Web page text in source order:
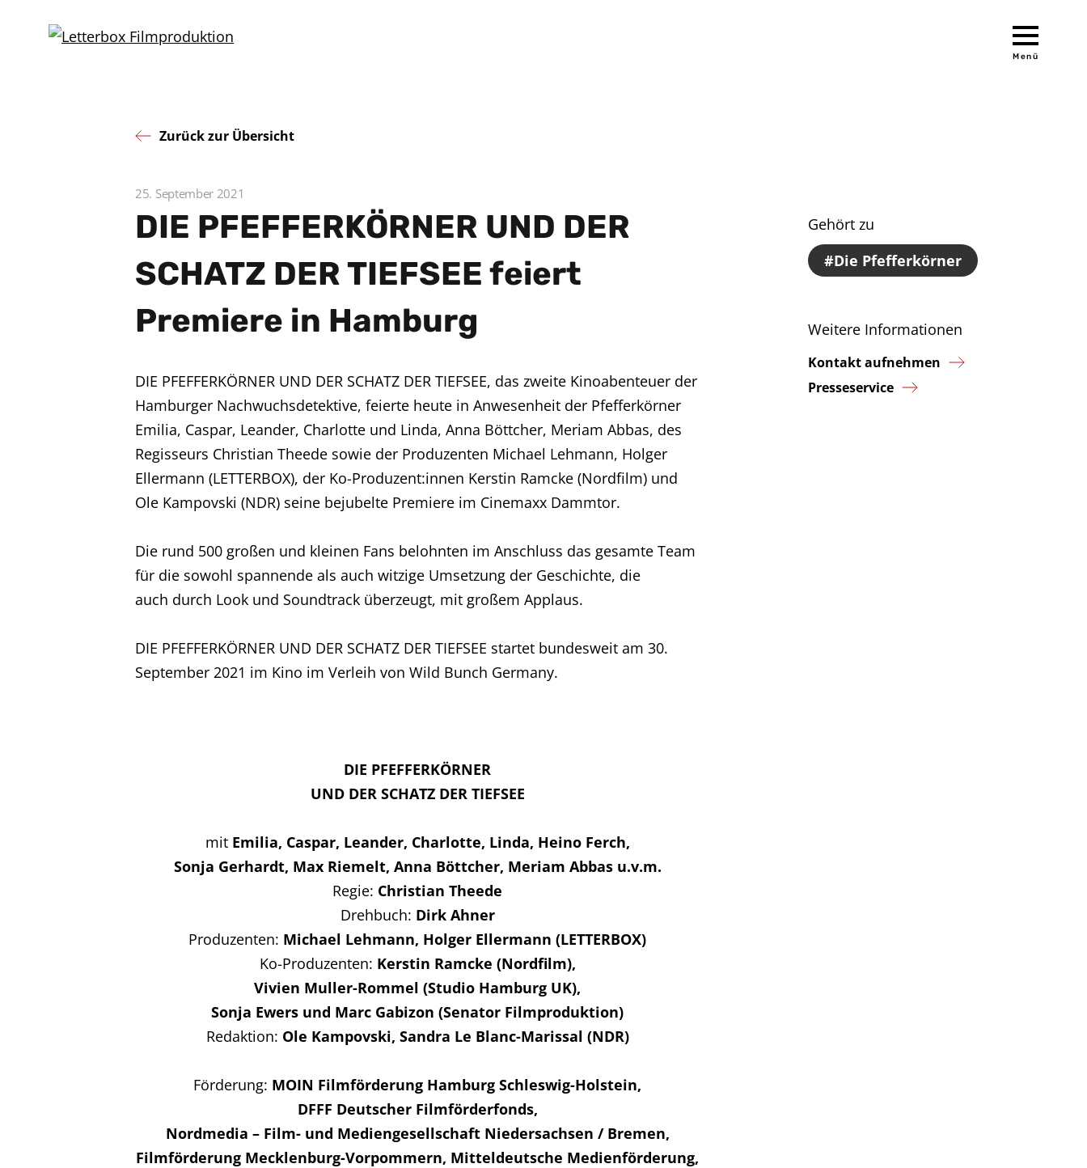
Menü
Zurück zur Übersicht
25. September 2021
DIE PFEFFERKÖRNER UND DER
SCHATZ DER TIEFSEE feiert
Premiere in Hamburg
DIE PFEFFERKÖRNER UND DER SCHATZ DER TIEFSEE, das zweite Kinoabenteuer der
Hamburger Nachwuchsdetektive, feierte heute in Anwesenheit der Pfefferkörner
Emilia, Caspar, Leander, Charlotte und Linda, Anna Böttcher, Meriam Abbas, des
Regisseurs Christian Theede sowie der Produzenten Michael Lehmann, Holger
Ellermann (LETTERBOX), der Ko-Produzent:innen Kerstin Ramcke (Nordfilm) und
Ole Kampovski (NDR) seine bejubelte Premiere im Cinemaxx Dammtor.
Die rund 500 großen und kleinen Fans belohnten im Anschluss das gesamte Team
für die sowohl spannende als auch witzige Umsetzung der Geschichte, die
auch durch Look und Soundtrack überzeugt, mit großem Applaus.
DIE PFEFFERKÖRNER UND DER SCHATZ DER TIEFSEE startet bundesweit am 30.
September 2021 im Kino im Verleih von Wild Bunch Germany.
DIE PFEFFERKÖRNER
UND DER SCHATZ DER TIEFSEE
mit Emilia, Caspar, Leander, Charlotte, Linda, Heino Ferch,
Sonja Gerhardt, Max Riemelt, Anna Böttcher, Meriam Abbas u.v.m.
Regie: Christian Theede
Drehbuch: Dirk Ahner
Produzenten: Michael Lehmann, Holger Ellermann (LETTERBOX)
Ko-Produzenten: Kerstin Ramcke (Nordfilm),
Vivien Muller-Rommel (Studio Hamburg UK),
Sonja Ewers und Marc Gabizon (Senator Filmproduktion)
Redaktion: Ole Kampovski, Sandra Le Blanc-Marissal (NDR)
Förderung: MOIN Filmförderung Hamburg Schleswig-Holstein,
DFFF Deutscher Filmförderfonds,
Nordmedia – Film- und Mediengesellschaft Niedersachsen / Bremen,
Filmförderung Mecklenburg-Vorpommern, Mitteldeutsche Medienförderung,
Gehört zu
Die Pfefferkörner
Weitere Informationen
Kontakt aufnehmen
Presseservice